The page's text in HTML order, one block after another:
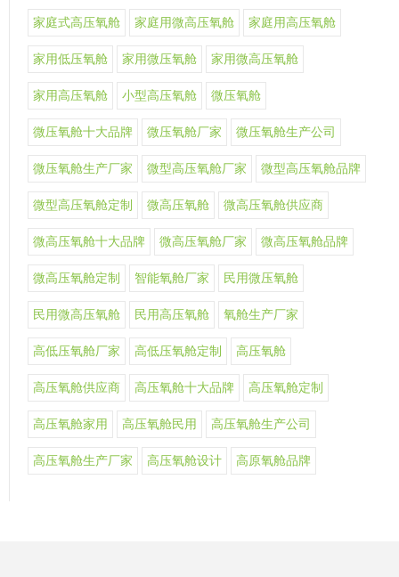
家庭式高压氧舱 家庭用微高压氧舱 家庭用高压氧舱
家用低压氧舱 家用微压氧舱 家用微高压氧舱
家用高压氧舱 小型高压氧舱 微压氧舱
微压氧舱十大品牌 微压氧舱厂家 微压氧舱生产公司
微压氧舱生产厂家 微型高压氧舱厂家 微型高压氧舱品牌
微型高压氧舱定制 微高压氧舱 微高压氧舱供应商
微高压氧舱十大品牌 微高压氧舱厂家 微高压氧舱品牌
微高压氧舱定制 智能氧舱厂家 民用微压氧舱
民用微高压氧舱 民用高压氧舱 氧舱生产厂家
高低压氧舱厂家 高低压氧舱定制 高压氧舱
高压氧舱供应商 高压氧舱十大品牌 高压氧舱定制
高压氧舱家用 高压氧舱民用 高压氧舱生产公司
高压氧舱生产厂家 高压氧舱设计 高原氧舱品牌